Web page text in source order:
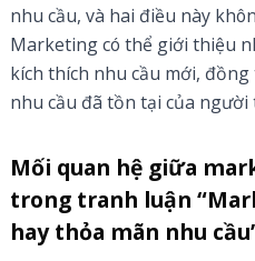
nhu cầu, và hai điều này
Marketing có thể giới thiệu
kích thích nhu cầu mới,
nhu cầu đã tồn tại của người
Mối quan hệ giữa
trong tranh luận
hay thỏa mãn nhu